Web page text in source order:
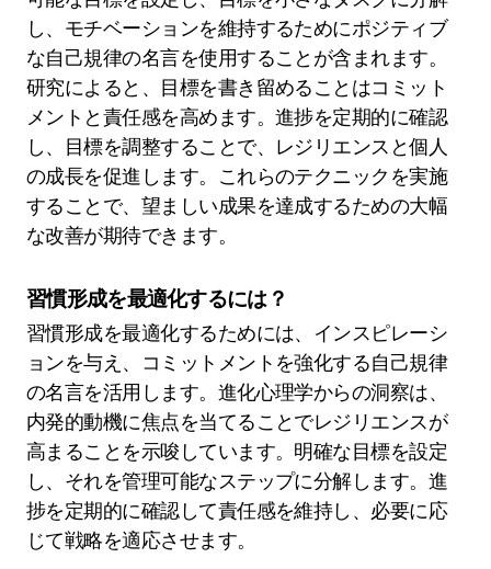
し、モチベーションを維持するためにポジティブ
な自己規律の名言を使用することが含まれます。
研究によると、目標を書き留めることはコミット
メントと責任感を高めます。進捗を定期的に確認
し、目標を調整することで、レジリエンスと個人
の成長を促進します。これらのテクニックを実施
することで、望ましい成果を達成するための大幅
な改善が期待できます。
習慣形成を最適化するには？
習慣形成を最適化するためには、インスピレーシ
ョンを与え、コミットメントを強化する自己規律
の名言を活用します。進化心理学からの洞察は、
内発的動機に焦点を当てることでレジリエンスが
高まることを示唆しています。明確な目標を設定
し、それを管理可能なステップに分解します。進
捗を定期的に確認して責任感を維持し、必要に応
じて戦略を適応させます。